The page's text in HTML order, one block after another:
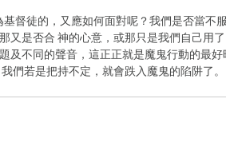
督徒的，又應如何面對呢？我們是否當不
又是否合 神的心意，或那只是我們自己用
及不同的聲音，這正正就是魔鬼行動的最
們若是把持不定，就會跌入魔鬼的陷阱了。